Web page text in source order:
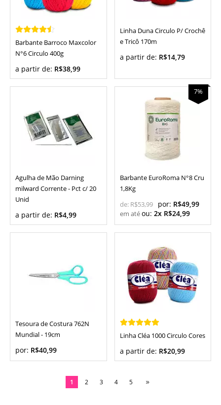
Barbante Barroco Maxcolor
N°6 Circulo 400g
a partir de: R$38,99
Linha Duna Circulo P/ Crochê
e Tricô 170m
a partir de: R$14,79
Agulha de Mão Darning
milward Corrente - Pct c/ 20
Unid
a partir de: R$4,99
Barbante EuroRoma N°8 Cru
1,8Kg
de: R$53,99 por: R$49,99
ou: 2x R$24,99
7%
Tesoura de Costura 762N
Mundial - 19cm
por: R$40,99
Linha Cléa 1000 Circulo Cores
a partir de: R$20,99
1 2 3 4 5